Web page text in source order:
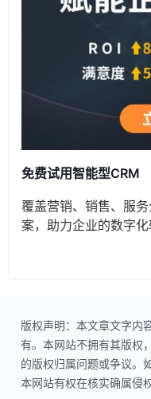
免费试用智能型CRM
覆盖营销、销售、服
案，助力企业的数字化
版权声明：本文章文字内
有。本网站不拥有其版权
的版权归属问题或争议。
本网站有权在核实确属侵